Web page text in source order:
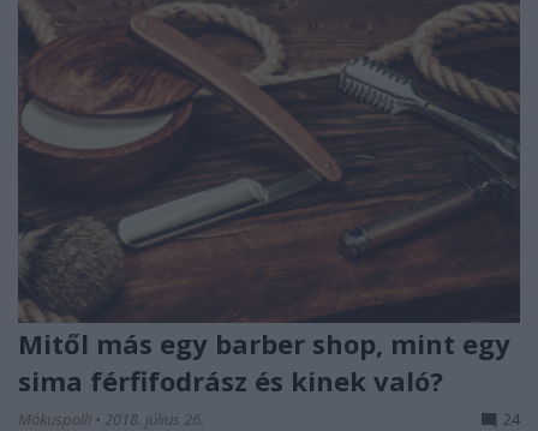
Mitől más egy barber shop, mint egy
sima férfifodrász és kinek való?
Mókuspolli • 2018. július 26. 24